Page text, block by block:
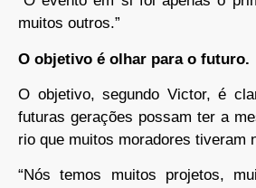
muitos outros.”
O objetivo é olhar para o futuro.
O objetivo, segundo Victor, é
futuras gerações possam ter a
rio que muitos moradores tiveram
“Nós temos muitos projetos,